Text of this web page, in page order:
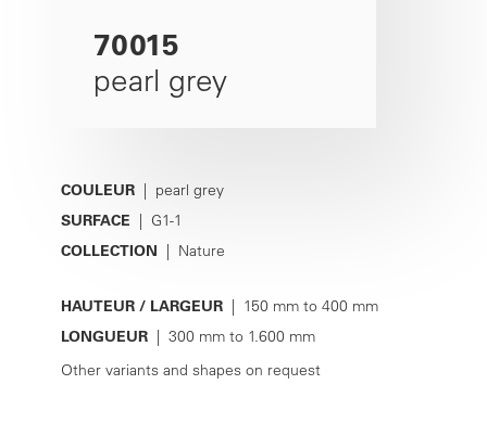
70015
pearl grey
COULEUR | pearl grey
SURFACE | G1-1
COLLECTION | Nature
HAUTEUR / LARGEUR | 150 mm to 400 mm
LONGUEUR | 300 mm to 1.600 mm
Other variants and shapes on request